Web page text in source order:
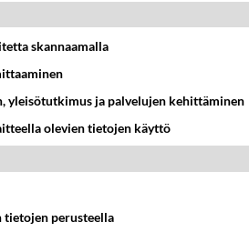
skannaamalla
yleisötutkimus ja palvelujen kehittäminen
olevien tietojen käyttö
tietojen perusteella